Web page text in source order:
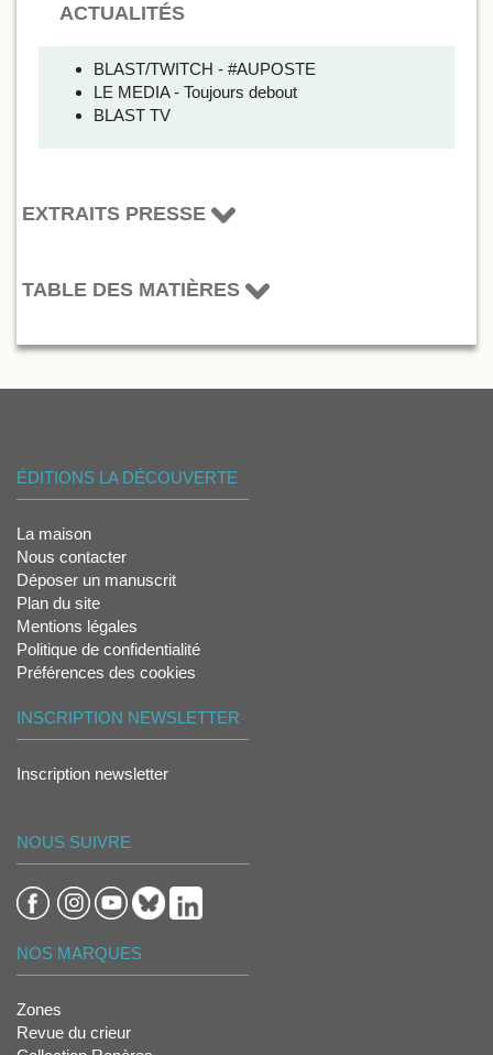
ACTUALITÉS
BLAST/TWITCH - #AUPOSTE
LE MEDIA - Toujours debout
BLAST TV
EXTRAITS PRESSE
TABLE DES MATIÈRES
ÉDITIONS LA DÉCOUVERTE
La maison
Nous contacter
Déposer un manuscrit
Plan du site
Mentions légales
Politique de confidentialité
Préférences des cookies
INSCRIPTION NEWSLETTER
Inscription newsletter
NOUS SUIVRE
NOS MARQUES
Zones
Revue du crieur